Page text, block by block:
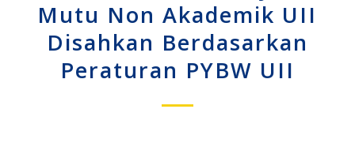
Mutu Non Akademik UII
Disahkan Berdasarkan
Peraturan PYBW UII